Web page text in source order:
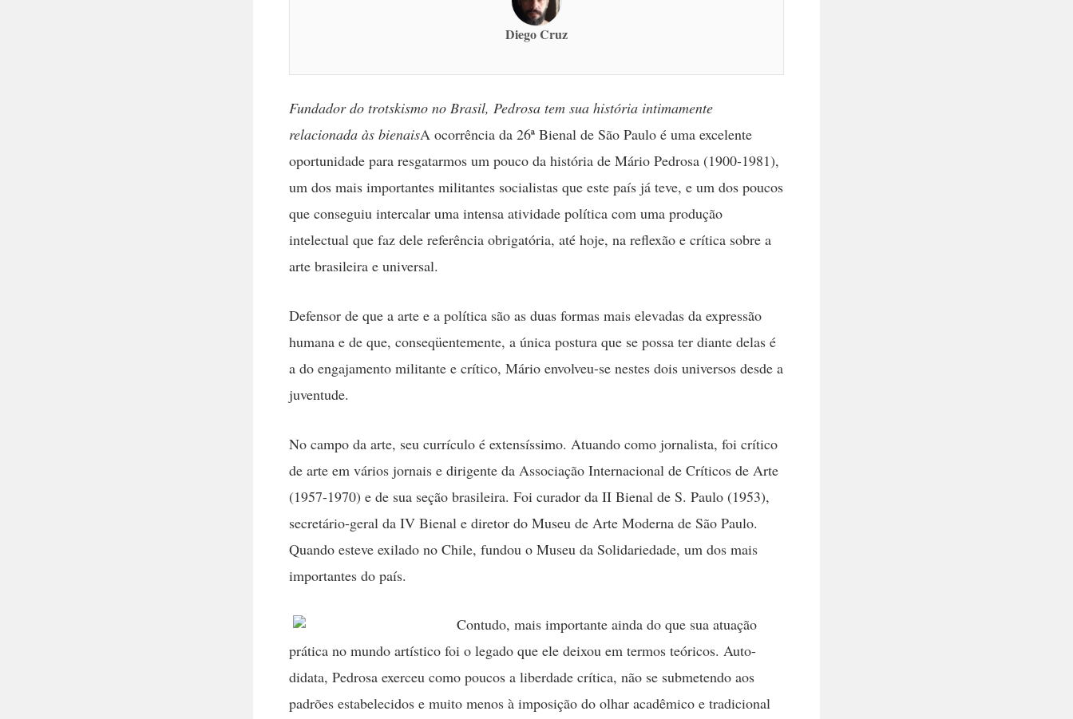
Diego Cruz
Fundador do trotskismo no Brasil, Pedrosa tem sua história intimamente
relacionada às bienaisA ocorrência da 26ª Bienal de São Paulo é uma excelente
oportunidade para resgatarmos um pouco da história de Mário Pedrosa (1900-1981),
um dos mais importantes militantes socialistas que este país já teve, e um dos poucos
que conseguiu intercalar uma intensa atividade política com uma produção
intelectual que faz dele referência obrigatória, até hoje, na reflexão e crítica sobre a
arte brasileira e universal.
Defensor de que a arte e a política são as duas formas mais elevadas da expressão
humana e de que, conseqüentemente, a única postura que se possa ter diante delas é
a do engajamento militante e crítico, Mário envolveu-se nestes dois universos desde a
juventude.
No campo da arte, seu currículo é extensíssimo. Atuando como jornalista, foi crítico
de arte em vários jornais e dirigente da Associação Internacional de Críticos de Arte
(1957-1970) e de sua seção brasileira. Foi curador da II Bienal de S. Paulo (1953),
secretário-geral da IV Bienal e diretor do Museu de Arte Moderna de São Paulo.
Quando esteve exilado no Chile, fundou o Museu da Solidariedade, um dos mais
importantes do país.
Contudo, mais importante ainda do que sua atuação
prática no mundo artístico foi o legado que ele deixou em termos teóricos. Auto-
didata, Pedrosa exerceu como poucos a liberdade crítica, não se submetendo aos
padrões estabelecidos e muito menos à imposição do olhar acadêmico e tradicional